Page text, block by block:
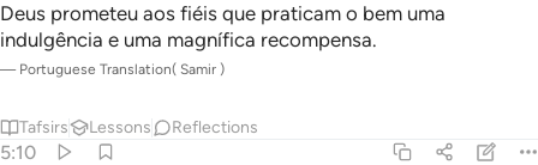
Deus prometeu aos fiéis que praticam o bem uma
indulgência e uma magnífica recompensa.
— Portuguese Translation( Samir )
Tafsirs Lessons Reflections
5:10